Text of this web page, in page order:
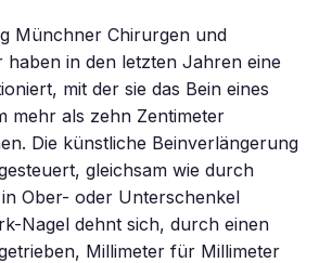
Münchner Chirurgen und
haben in den letzten Jahren eine
mit der sie das Bein eines
mehr als zehn Zentimeter
Die künstliche Beinverlängerung
gleichsam wie durch
Ober- oder Unterschenkel
Nagel dehnt sich, durch einen
Millimeter für Millimeter